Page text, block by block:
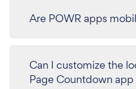
Are POWR apps
Can I customize the
Page Countdown